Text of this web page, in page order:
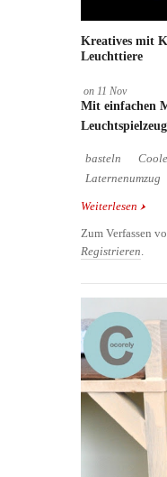
Kreatives mit
Leuchttiere
on 11 Nov
Mit einfachen
basteln
Laternenumzug
Weiterlesen über
Zum Verfassen
Registrieren